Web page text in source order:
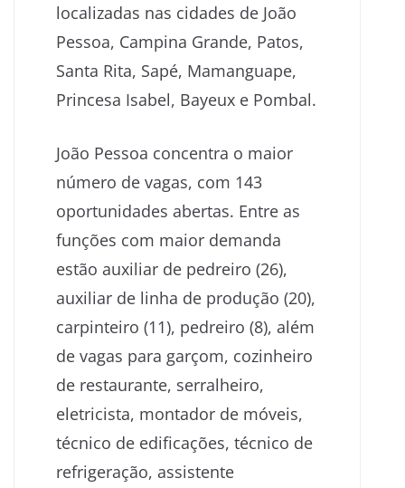
localizadas nas cidades de João
Pessoa, Campina Grande, Patos,
Santa Rita, Sapé, Mamanguape,
Princesa Isabel, Bayeux e Pombal.
João Pessoa concentra o maior
número de vagas, com 143
oportunidades abertas. Entre as
funções com maior demanda
estão auxiliar de pedreiro (26),
auxiliar de linha de produção (20),
carpinteiro (11), pedreiro (8), além
de vagas para garçom, cozinheiro
de restaurante, serralheiro,
eletricista, montador de móveis,
técnico de edificações, técnico de
refrigeração, assistente